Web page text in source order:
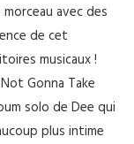
avec des
de cet
musicaux !
Gonna Take
solo de Dee qui
plus intime